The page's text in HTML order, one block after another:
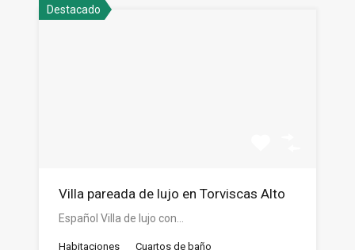
Destacado
Villa pareada de lujo en Torviscas Alto
Español Villa de lujo con…
Habitaciones Cuartos de baño